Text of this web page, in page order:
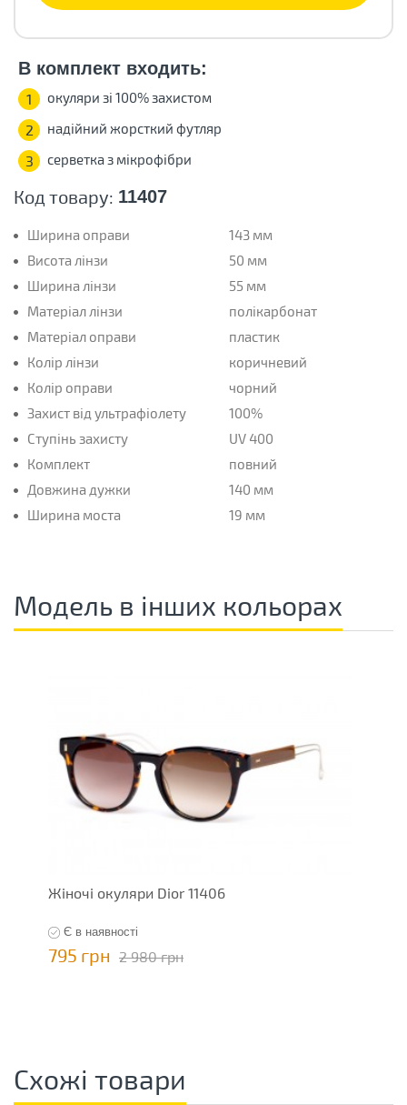
Код товару: 11407
Ширина оправи
143 мм
Висота лінзи
50 мм
Ширина лінзи
55 мм
Матеріал лінзи
полікарбонат
Матеріал оправи
пластик
Колір лінзи
коричневий
Колір оправи
чорний
Захист від ультрафіолету
100%
Ступінь захисту
UV 400
Комплект
повний
Довжина дужки
140 мм
Ширина моста
19 мм
В комплект входить:
1 окуляри зі 100% захистом
2 надійний жорсткий футляр
3 серветка з мікрофібри
Модель в інших кольорах
Жіночі окуляри Dior 11406
Є в наявності
795 грн 2 980 грн
Схожі товари